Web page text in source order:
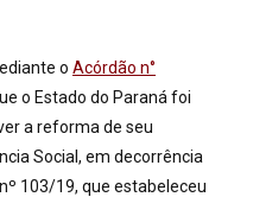
o Acórdão n°
o Estado do Paraná foi
a reforma de seu
Social, em decorrência
103/19, que estabeleceu